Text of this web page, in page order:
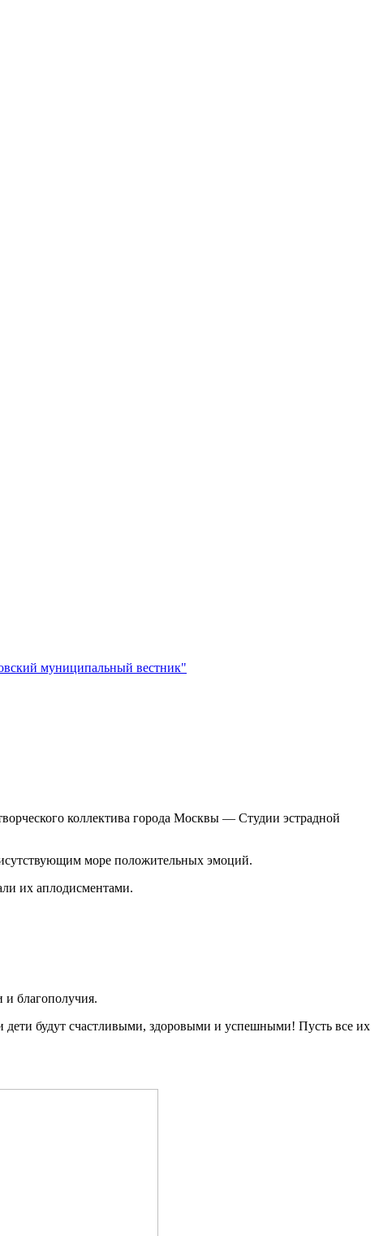
коллектива города Москвы — Студии эстрадной
море положительных эмоций.
их аплодисментами.
благополучия.
дети будут счастливыми, здоровыми и успешными! Пусть все их